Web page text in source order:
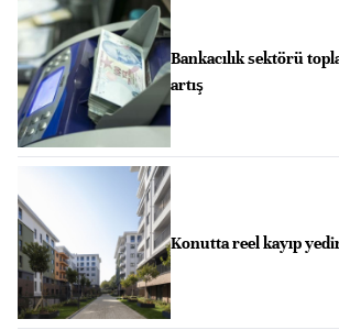
Bankacılık sektörü
artış
Konutta reel kayıp